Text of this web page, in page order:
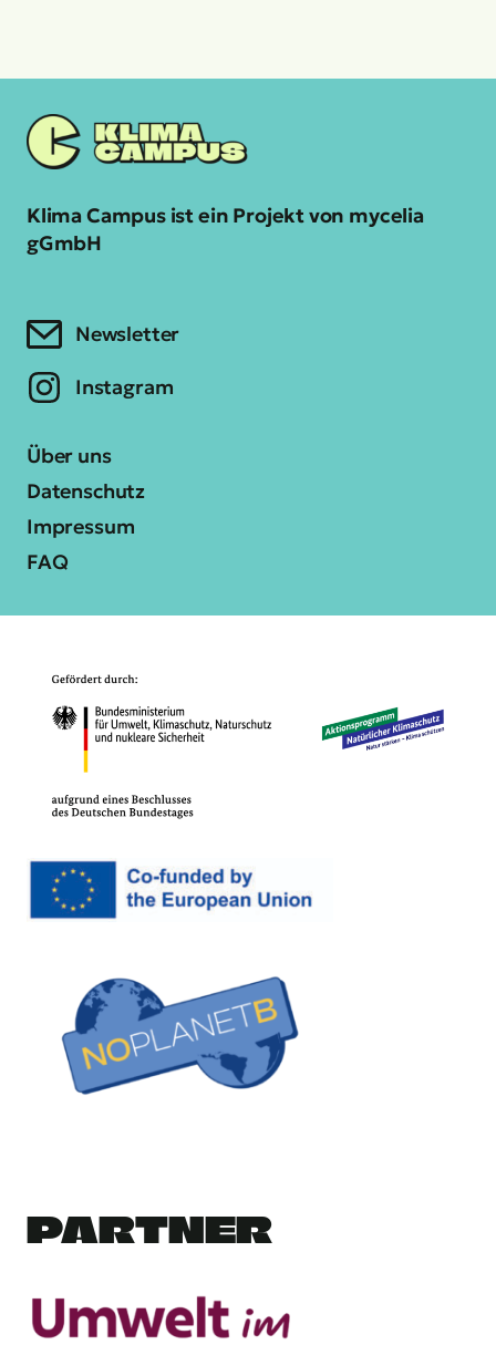
Klima Campus ist ein Projekt von mycelia
gGmbH
Newsletter
Instagram
Über uns
Datenschutz
Impressum
FAQ
PARTNER